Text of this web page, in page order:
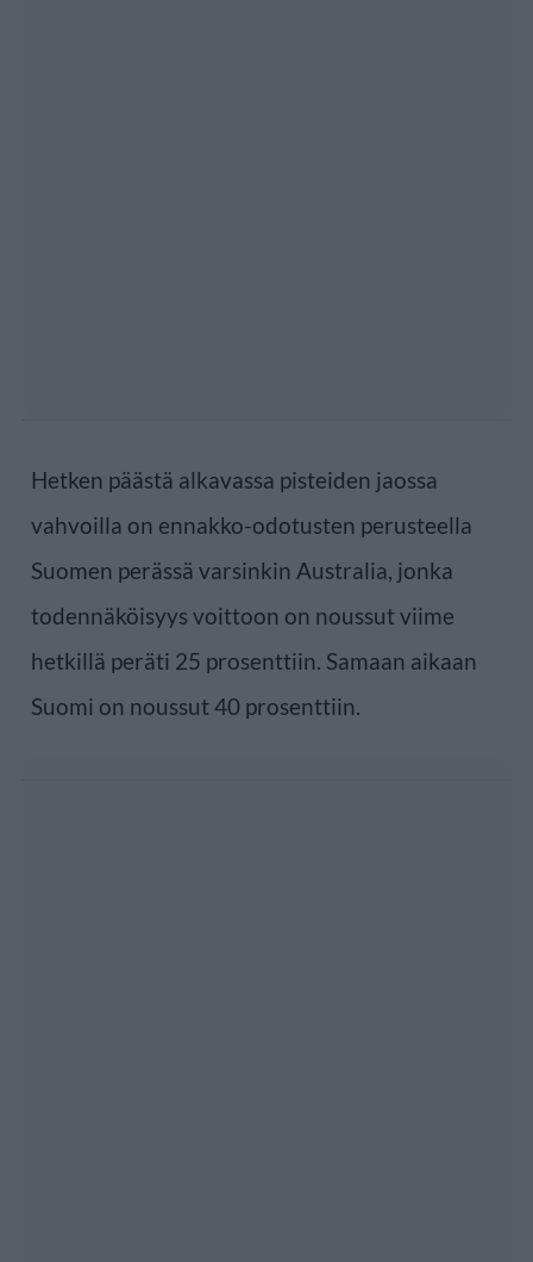
Hetken päästä alkavassa pisteiden jaossa
vahvoilla on ennakko-odotusten perusteella
Suomen perässä varsinkin Australia, jonka
todennäköisyys voittoon on noussut viime
hetkillä peräti 25 prosenttiin. Samaan aikaan
Suomi on noussut 40 prosenttiin.